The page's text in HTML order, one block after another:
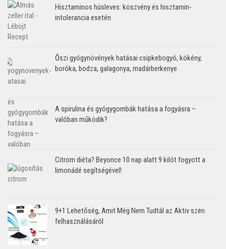
Hisztaminos húsleves: köszvény és hisztamin-
intolerancia esetén
Őszi gyógynövények hatásai csipkebogyó, kökény,
boróka, bodza, galagonya, madárberkenye
A spirulina és gyógygombák hatása a fogyásra –
valóban működik?
Citrom diéta? Beyonce 10 nap alatt 9 kilót fogyott a
limonádé segítségével!
9+1 Lehetőség, Amit Még Nem Tudtál az Aktiv szén
felhasználásáról